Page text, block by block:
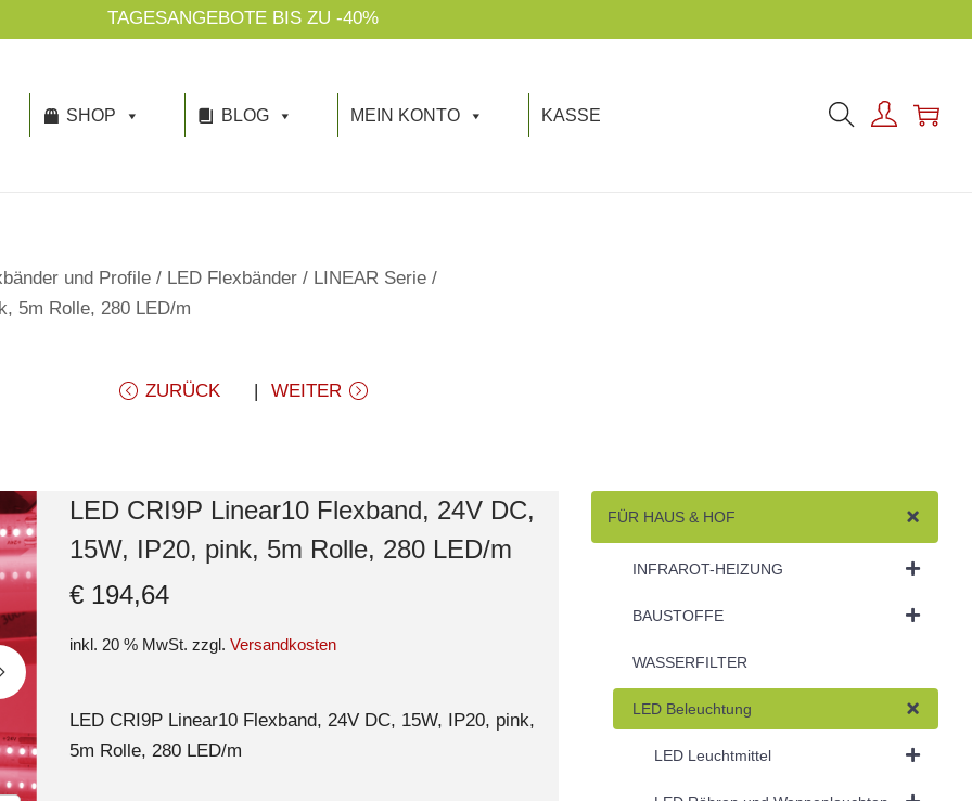
TAGESANGEBOTE BIS ZU -40%
SHOP BLOG MEIN KONTO KASSE
und Profile / LED Flexbänder / LINEAR Serie /
5m Rolle, 280 LED/m
ZURÜCK WEITER
LED CRI9P Linear10 Flexband, 24V DC,
15W, IP20, pink, 5m Rolle, 280 LED/m
€194,64
inkl. 20 % MwSt. zzgl. Versandkosten
LED CRI9P Linear10 Flexband, 24V DC, 15W, IP20, pink,
5m Rolle, 280 LED/m
FÜR HAUS & HOF
INFRAROT-HEIZUNG
BAUSTOFFE
WASSERFILTER
LED Beleuchtung
LED Leuchtmittel